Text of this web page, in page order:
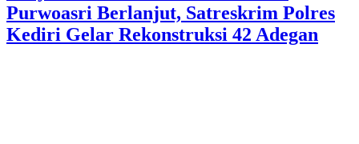
Purwoasri Berlanjut, Satreskrim Polres
Kediri Gelar Rekonstruksi 42 Adegan